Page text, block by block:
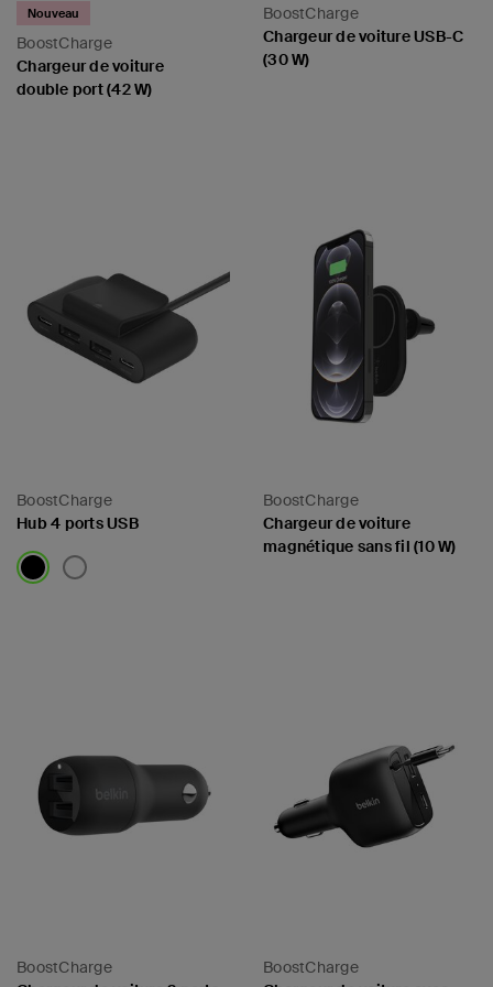
- PPS
BoostCharge
Nouveau
Chargeur de voiture
double port (42 W)
BoostCharge
Chargeur de voiture USB-C
(30 W)
BoostCharge
Hub 4 ports USB
BoostCharge
Chargeur de voiture
magnétique sans fil (10 W)
BoostCharge
BoostCharge